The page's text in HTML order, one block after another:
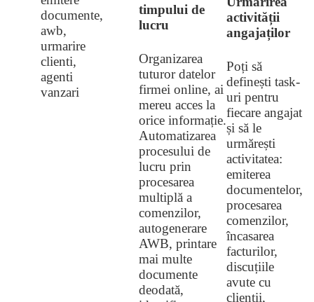
timpului de
lucru
Organizarea
tuturor datelor
firmei online, ai
mereu acces la
orice informație.
Automatizarea
procesului de
lucru prin
procesarea
multiplă a
comenzilor,
autogenerare
AWB, printare
mai multe
documente
deodată,
activității
angajaților
Poți să
definești task-
uri pentru
fiecare angajat
și să le
urmărești
activitatea:
emiterea
documentelor,
procesarea
comenzilor,
încasarea
facturilor,
discuțiile
avute cu
clienții,